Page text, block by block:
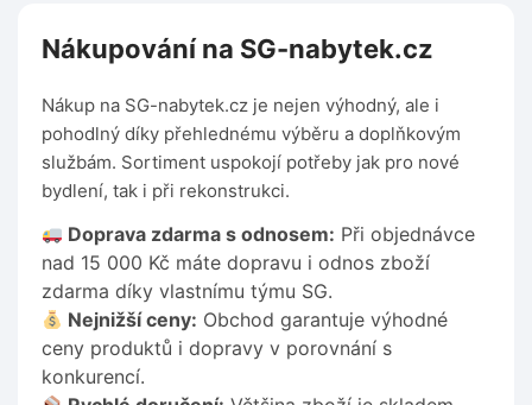
Nákupování na SG-nabytek.cz
Nákup na SG-nabytek.cz je nejen výhodný, ale i
pohodlný díky přehlednému výběru a doplňkovým
službám. Sortiment uspokojí potřeby jak pro nové
bydlení, tak i při rekonstrukci.
Doprava zdarma s odnosem: Při objednávce
nad 15 000 Kč máte dopravu i odnos zboží
zdarma díky vlastnímu týmu SG.
Nejnižší ceny: Obchod garantuje výhodné
ceny produktů i dopravy v porovnání s
konkurencí.